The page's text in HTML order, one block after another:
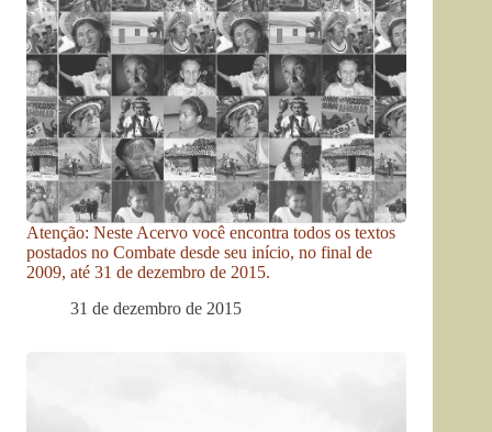
Atenção: Neste Acervo você encontra todos os textos
postados no Combate desde seu início, no final de
2009, até 31 de dezembro de 2015.
31 de dezembro de 2015